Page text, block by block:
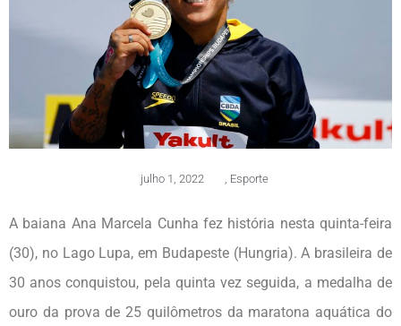
julho 1, 2022 , Esporte
A baiana Ana Marcela Cunha fez história nesta quinta-feira
(30), no Lago Lupa, em Budapeste (Hungria). A brasileira de
30 anos conquistou, pela quinta vez seguida, a medalha de
ouro da prova de 25 quilômetros da maratona aquática do